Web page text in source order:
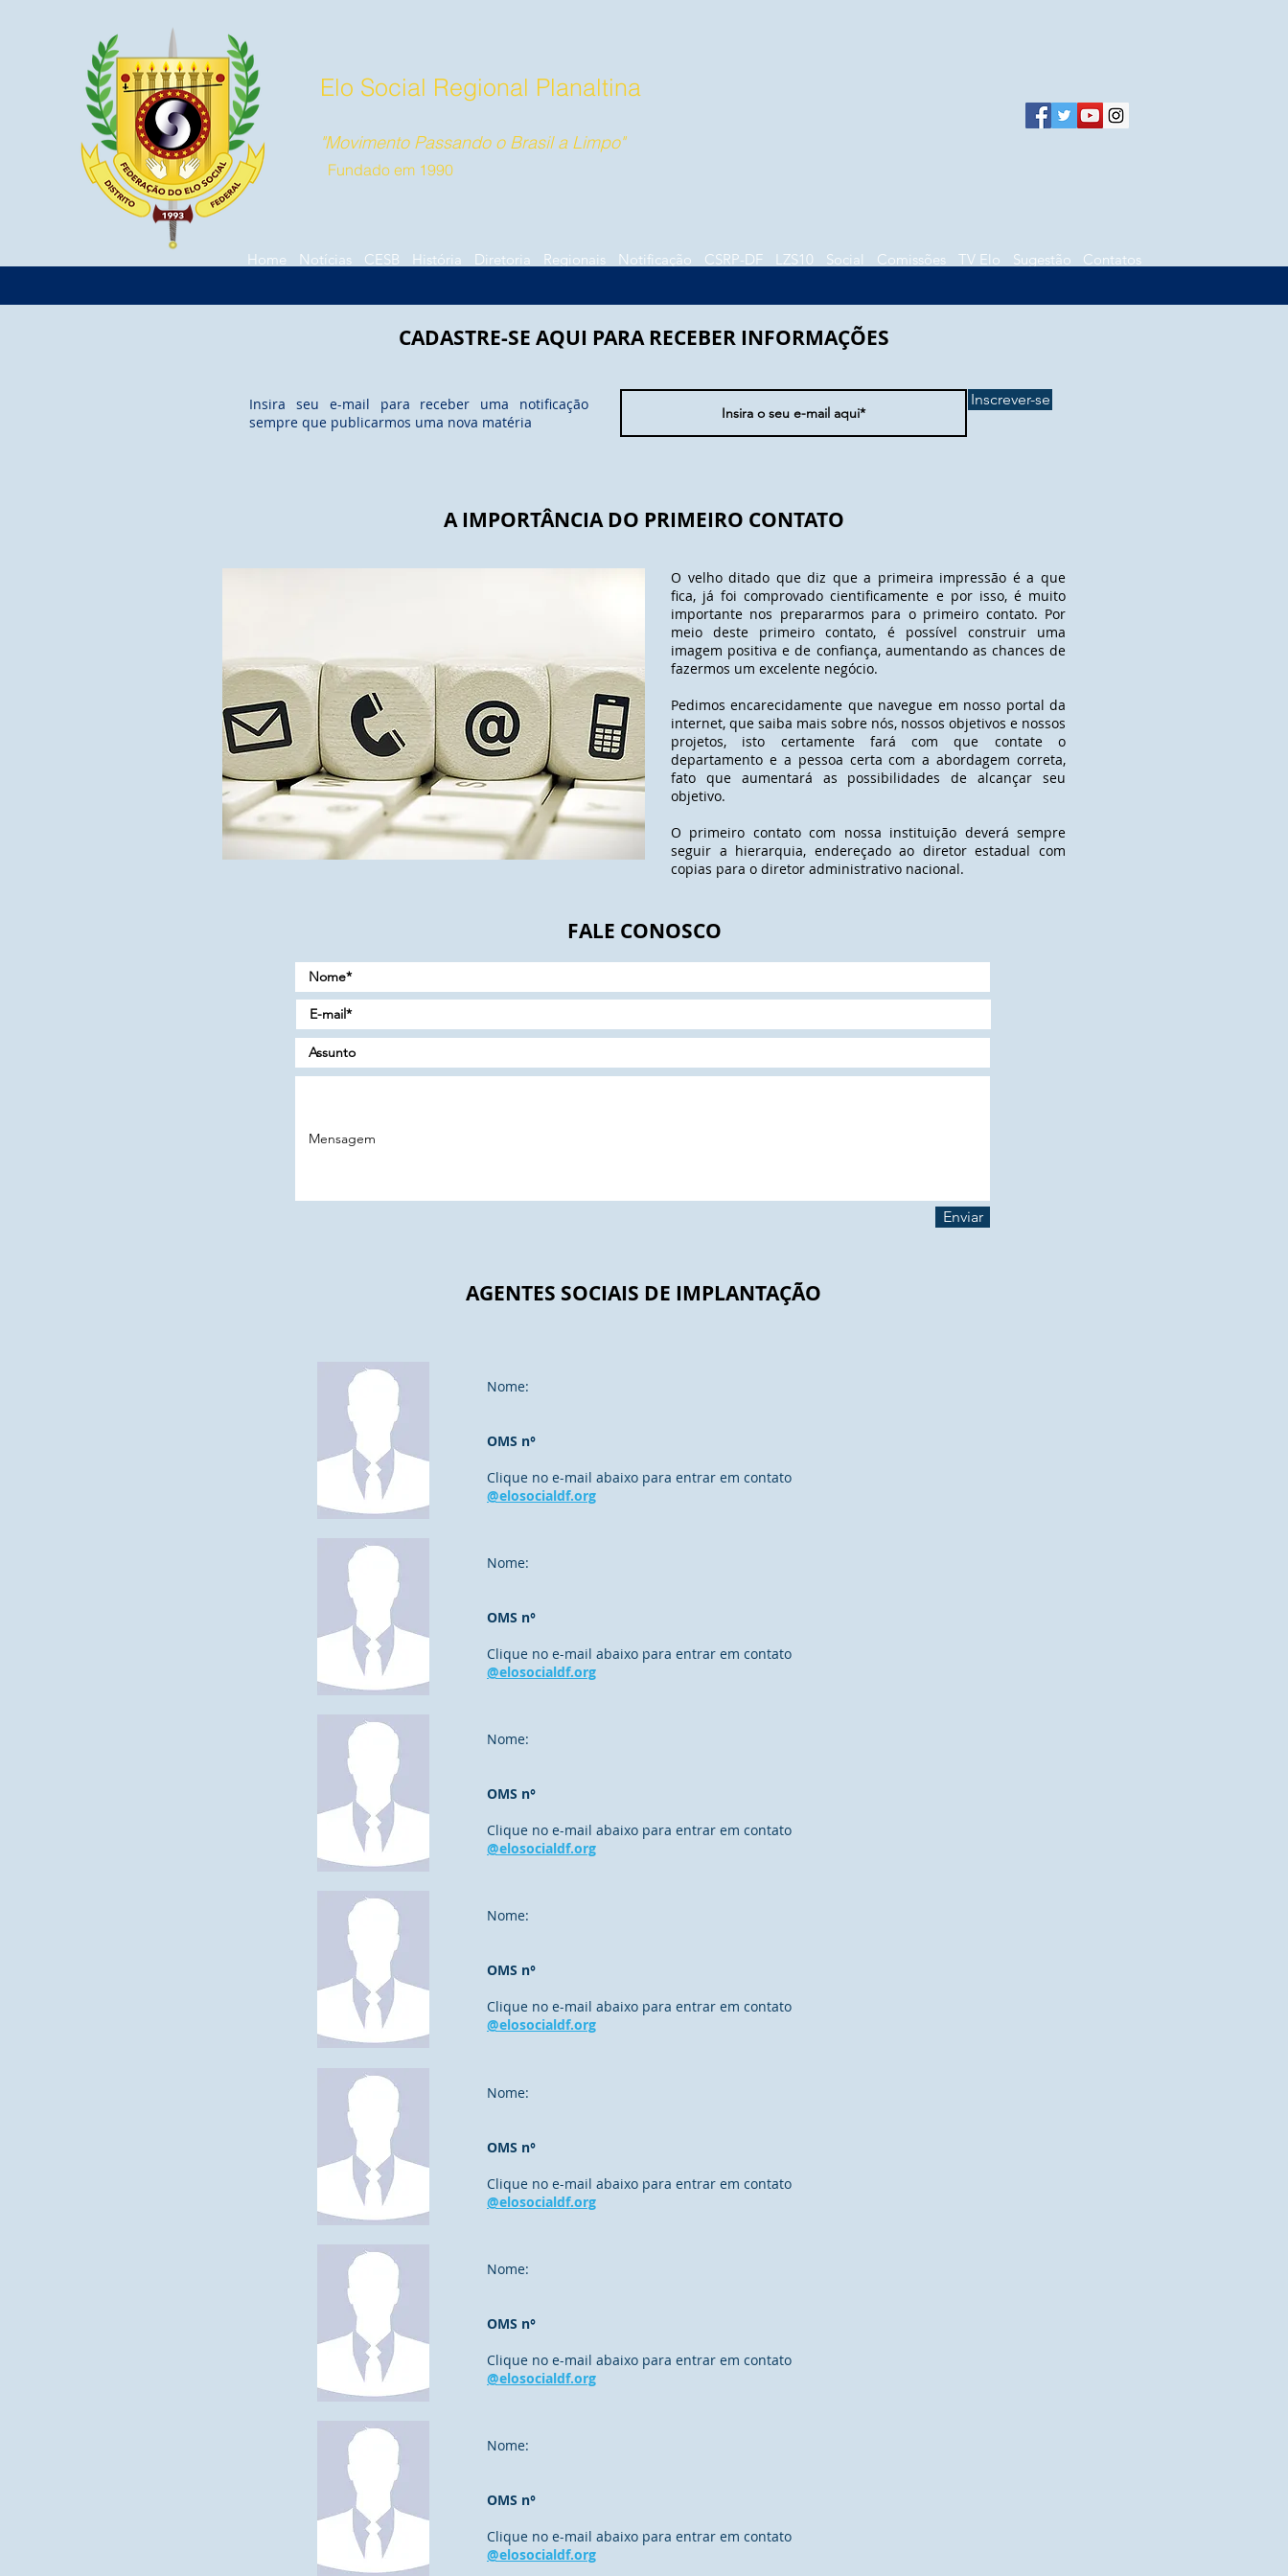
"Movimento Passando o Brasil a Limpo"
Fundado em 1990
Home Notícias CESB História Diretoria Regionais Notificação CSRP-DF LZS10 Social Comissões TV Elo Sugestão Contatos
Elo Social Regional Planaltina
CADASTRE-SE AQUI PARA RECEBER INFORMAÇÕES
Insira seu e-mail para receber uma notificação
sempre que publicarmos uma nova matéria
Inscrever-se
A IMPORTÂNCIA DO PRIMEIRO CONTATO
O velho ditado que diz que a primeira impressão é a que
fica, já foi comprovado cientificamente e por isso, é muito
importante nos prepararmos para o primeiro contato. Por
meio deste primeiro contato, é possível construir uma
imagem positiva e de confiança, aumentando as chances de
fazermos um excelente negócio.
Pedimos encarecidamente que navegue em nosso portal da
internet, que saiba mais sobre nós, nossos objetivos e nossos
projetos, isto certamente fará com que contate o
departamento e a pessoa certa com a abordagem correta,
fato que aumentará as possibilidades de alcançar seu
objetivo.
O primeiro contato com nossa instituição deverá sempre
seguir a hierarquia, endereçado ao diretor estadual com
copias para o diretor administrativo nacional.
FALE CONOSCO
Enviar
AGENTES SOCIAIS DE IMPLANTAÇÃO
Nome:
OMS n°
Clique no e-mail abaixo para entrar em contato
@elosocialdf.org
Nome:
OMS n°
Clique no e-mail abaixo para entrar em contato
@elosocialdf.org
Nome:
OMS n°
Clique no e-mail abaixo para entrar em contato
@elosocialdf.org
Nome:
OMS n°
Clique no e-mail abaixo para entrar em contato
@elosocialdf.org
Nome:
OMS n°
Clique no e-mail abaixo para entrar em contato
@elosocialdf.org
Nome:
OMS n°
Clique no e-mail abaixo para entrar em contato
@elosocialdf.org
Nome:
OMS n°
Clique no e-mail abaixo para entrar em contato
@elosocialdf.org